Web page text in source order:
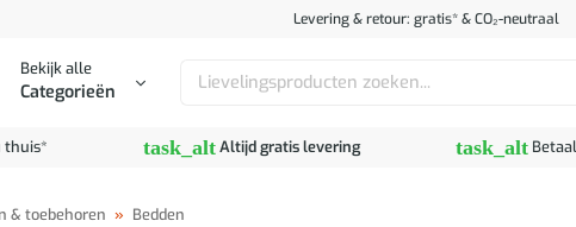
Levering & retour: gratis* & CO₂-neutraal
Bekijk alle
Categorieën
Zoeken
thuis* task_altAltijd gratis levering task_alt
& toebehoren » Bedden